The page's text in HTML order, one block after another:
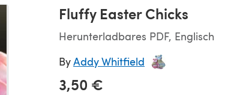
Fluffy Easter Chicks
Herunterladbares PDF, Englisch
ByAddy Whitfield
3,50 €